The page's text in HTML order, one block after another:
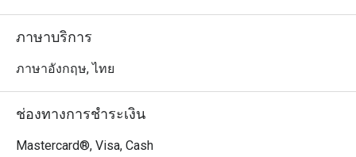
ภาษาบริการ
ภาษาอังกฤษ, ไทย
ช่องทางการชำระเงิน
Mastercard®, Visa, Cash